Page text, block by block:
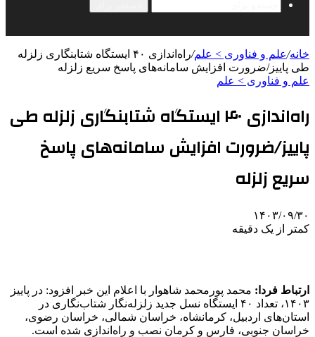
خانه/علم و فناوری‌ > علم/
راه‌اندازی ۴۰ ایستگاه شتابنگاری زلزله
طی پاییز/ضرورت افزایش سامانه‌های پاسخ سریع زلزله
علم و فناوری‌ > علم
راه‌اندازی ۴۰ ایستگاه شتابنگاری زلزله طی
پاییز/ضرورت افزایش سامانه‌های پاسخ
سریع زلزله
۱۴۰۳/۰۹/۳۰
کمتر از یک دقیقه
ارتباط فردا: محمد پورمحمد شاهوار با اعلام این خبر افزود: در پاییز
۱۴۰۳، تعداد ۴۰ ایستگاه نسل جدید زلزله‌نگار شتاب‌نگاری در
استان‌های اردبیل، کرمانشاه، خراسان شمالی، خراسان رضوی،
خراسان جنوبی، فارس و کرمان نصب و راه‌اندازی شده است.